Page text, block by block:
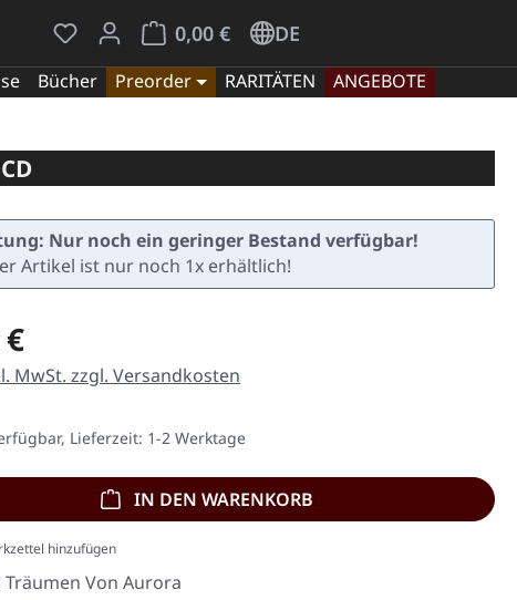
Du hast 0 Produkte auf dem Merkzettel
0,00 €
Warenkorb enthält 0 Positionen. Der
DE
Bücher Preorder RARITÄTEN
ANGEBOTE
Nur noch ein geringer Bestand verfügbar!
Artikel ist nur noch 1x erhältlich!
MwSt. zzgl. Versandkosten
Lieferzeit: 1-2 Werktage
IN DEN WARENKORB
hinzufügen
Träumen Von Aurora